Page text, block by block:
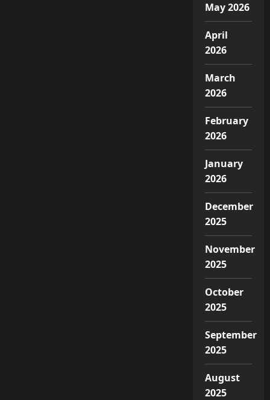
May 2026
April
2026
March
2026
February
2026
January
2026
December
2025
November
2025
October
2025
September
2025
August
2025